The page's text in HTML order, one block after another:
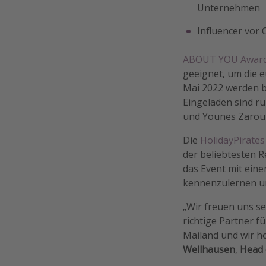
Unternehmen
Influencer vor
ABOUT YOU
geeignet, um die
Mai 2022 werden
Eingeladen sind
und Younes
Die
der beliebtesten
das Event mit
kennenzulernen
„Wir freuen uns
richtige Partner
Mailand und wir
Wellhausen,